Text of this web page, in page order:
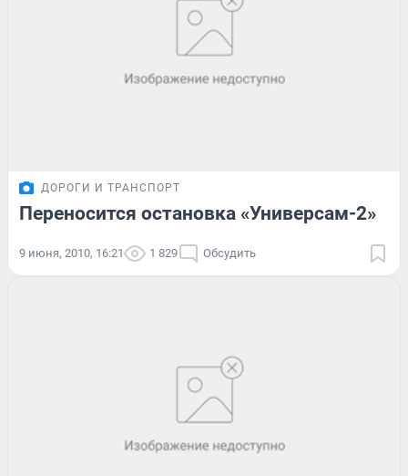
ДОРОГИ И ТРАНСПОРТ
Переносится остановка «Универсам-2»
9 июня, 2010, 16:21 1 829 Обсудить